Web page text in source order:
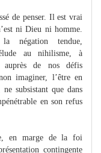
de penser. Il est vrai
ni Dieu ni homme.
négation tendue,
au nihilisme, à
de nos défis
imaginer, l’être en
subsistant que dans
en son refus
en marge de la foi
contingente